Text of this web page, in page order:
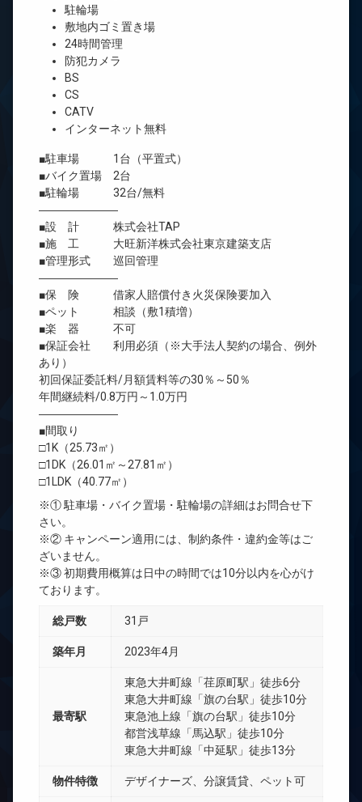
駐輪場
敷地内ゴミ置き場
24時間管理
防犯カメラ
BS
CS
CATV
インターネット無料
■駐車場 1台（平置式）
■バイク置場 2台
■駐輪場 32台/無料
―――――――
■設 計 株式会社TAP
■施 工 大旺新洋株式会社東京建築支店
■管理形式 巡回管理
―――――――
■保 険 借家人賠償付き火災保険要加入
■ペット 相談（敷1積増）
■楽 器 不可
■保証会社 利用必須（※大手法人契約の場合、例外
あり）
初回保証委託料/月額賃料等の30％～50％
年間継続料/0.8万円～1.0万円
―――――――
■間取り
□1K（25.73㎡）
□1DK（26.01㎡～27.81㎡）
□1LDK（40.77㎡）
※① 駐車場・バイク置場・駐輪場の詳細はお問合せ下
さい。
※② キャンペーン適用には、制約条件・違約金等はご
ざいません。
※③ 初期費用概算は日中の時間では10分以内を心がけ
ております。
総戸数 31戸
築年月 2023年4月
最寄駅
東急大井町線「荏原町駅」徒歩6分
東急大井町線「旗の台駅」徒歩10分
東急池上線「旗の台駅」徒歩10分
都営浅草線「馬込駅」徒歩10分
東急大井町線「中延駅」徒歩13分
物件特徴 デザイナーズ、分譲賃貸、ペット可